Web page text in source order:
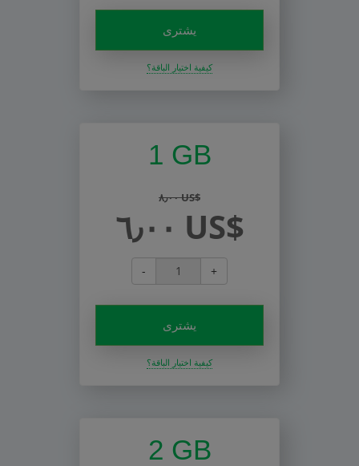
يشترى
كيفية اختيار الباقة؟
1 GB
٨٫٠٠ US$
٦٫٠٠ US$
- +
يشترى
كيفية اختيار الباقة؟
2 GB